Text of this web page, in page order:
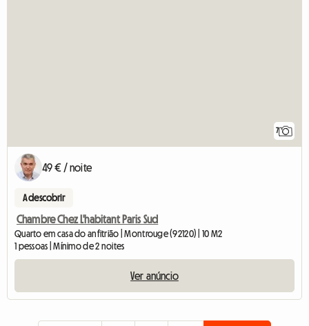
7
49 € / noite
A descobrir
Chambre Chez L'habitant Paris Sud
Quarto em casa do anfitrião | Montrouge (92120) | 10 M2
1 pessoas | Mínimo de 2 noites
Ver anúncio